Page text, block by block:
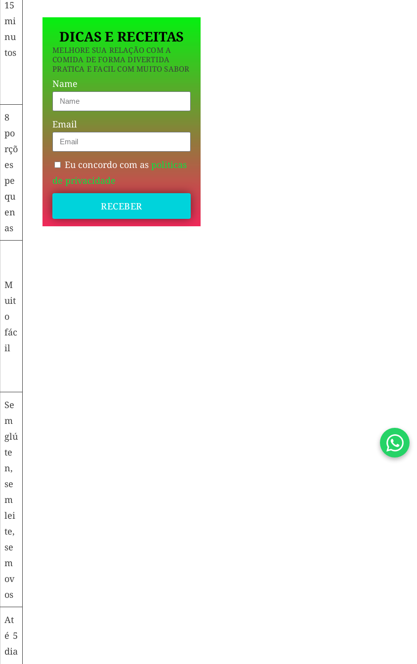
15
mi
nu
tos
8
po
rçõ
es
pe
qu
en
as
M
uit
o
fác
il
Se
m
glú
te
n,
se
m
lei
te,
se
m
ov
os
At
é 5
dia
DICAS E RECEITAS
MELHORE SUA RELAÇÃO COM A
COMIDA DE FORMA DIVERTIDA
PRATICA E FACIL COM MUITO SABOR
Name
Email
Eu concordo com aspoliticas
de privacidade
RECEBER